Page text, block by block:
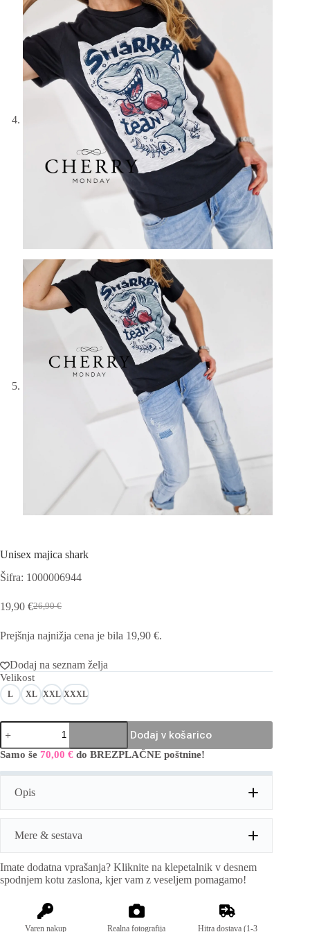
Unisex majica shark
Šifra: 1000006944
26,90€
Izvirna
je
26,90 €.
19,90 €Trenutna
je:
Prejšnja najnižja cena je bila 19,90 €.
Dodaj na seznam želja
Velikost
L XL XXL XXXL
Unisex
majica
shark
količina
Dodaj v košarico
A
v
e
Samo še 70,00 € do BREZPLAČNE poštnine!
Opis
Mere & sestava
Mere:Po velikostih:
S=prsni obseg: 98 cm, dolžina: 66 cm
L=prsni obseg: 106 cm, dolžina: 72 cm
XL=prsni obseg: 112 cm, dolžina: 74 cm
Imate dodatna vprašanja? Kliknite na klepetalnik v desnem
spodnjem kotu zaslona, kjer vam z veseljem pomagamo!
Varen nakup
Realna fotografija
Hitra dostava (1-3